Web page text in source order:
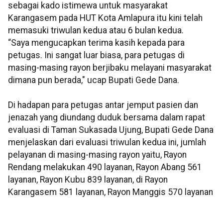
sebagai kado istimewa untuk masyarakat
Karangasem pada HUT Kota Amlapura itu kini telah
memasuki triwulan kedua atau 6 bulan kedua.
“Saya mengucapkan terima kasih kepada para
petugas. Ini sangat luar biasa, para petugas di
masing-masing rayon berjibaku melayani masyarakat
dimana pun berada," ucap Bupati Gede Dana.
Di hadapan para petugas antar jemput pasien dan
jenazah yang diundang duduk bersama dalam rapat
evaluasi di Taman Sukasada Ujung, Bupati Gede Dana
menjelaskan dari evaluasi triwulan kedua ini, jumlah
pelayanan di masing-masing rayon yaitu, Rayon
Rendang melakukan 490 layanan, Rayon Abang 561
layanan, Rayon Kubu 839 layanan, di Rayon
Karangasem 581 layanan, Rayon Manggis 570 layanan